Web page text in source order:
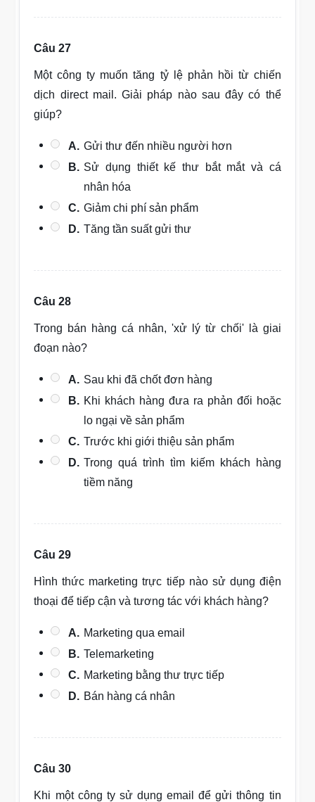
Câu 27
Một công ty muốn tăng tỷ lệ phản hồi từ chiến
dịch direct mail. Giải pháp nào sau đây có thể
giúp?
A. Gửi thư đến nhiều người hơn
B. Sử dụng thiết kế thư bắt mắt và cá
nhân hóa
C. Giảm chi phí sản phẩm
D. Tăng tần suất gửi thư
Câu 28
Trong bán hàng cá nhân, 'xử lý từ chối' là giai
đoạn nào?
A. Sau khi đã chốt đơn hàng
B. Khi khách hàng đưa ra phản đối hoặc
lo ngại về sản phẩm
C. Trước khi giới thiệu sản phẩm
D. Trong quá trình tìm kiếm khách hàng
tiềm năng
Câu 29
Hình thức marketing trực tiếp nào sử dụng điện
thoại để tiếp cận và tương tác với khách hàng?
A. Marketing qua email
B. Telemarketing
C. Marketing bằng thư trực tiếp
D. Bán hàng cá nhân
Câu 30
Khi một công ty sử dụng email để gửi thông tin